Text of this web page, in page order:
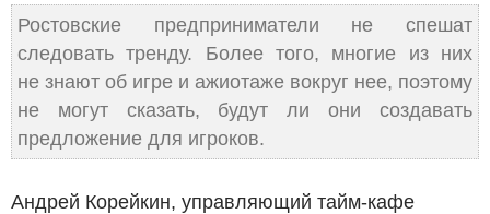
Ростовские предприниматели не спешат
следовать тренду. Более того, многие из них
не знают об игре и ажиотаже вокруг нее, поэтому
не могут сказать, будут ли они создавать
предложение для игроков.
Андрей Корейкин, управляющий тайм-кафе